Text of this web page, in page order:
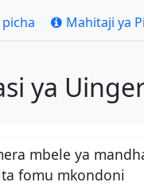
Mahitaji ya
ya
mbele ya
fomu mkondoni